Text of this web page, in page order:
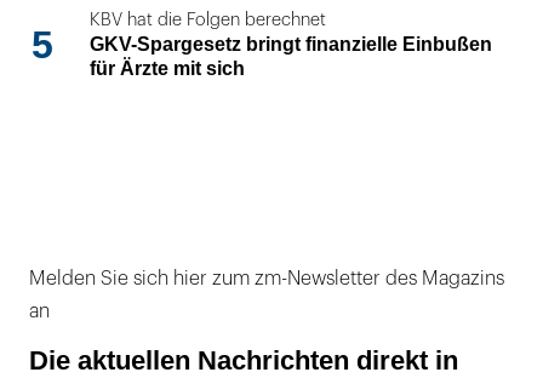
5
KBV hat die Folgen berechnet
GKV-Spargesetz bringt finanzielle Einbußen
für Ärzte mit sich
Melden Sie sich hier zum zm-Newsletter des Magazins
an
Die aktuellen Nachrichten direkt in